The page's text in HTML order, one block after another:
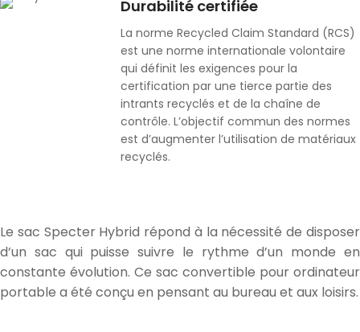
Durabilité certifiée
La norme Recycled Claim Standard (RCS)
est une norme internationale volontaire
qui définit les exigences pour la
certification par une tierce partie des
intrants recyclés et de la chaîne de
contrôle. L’objectif commun des normes
est d’augmenter l’utilisation de matériaux
recyclés.
Le sac Specter Hybrid répond à la nécessité de disposer
d’un sac qui puisse suivre le rythme d’un monde en
constante évolution. Ce sac convertible pour ordinateur
portable a été conçu en pensant au bureau et aux loisirs.